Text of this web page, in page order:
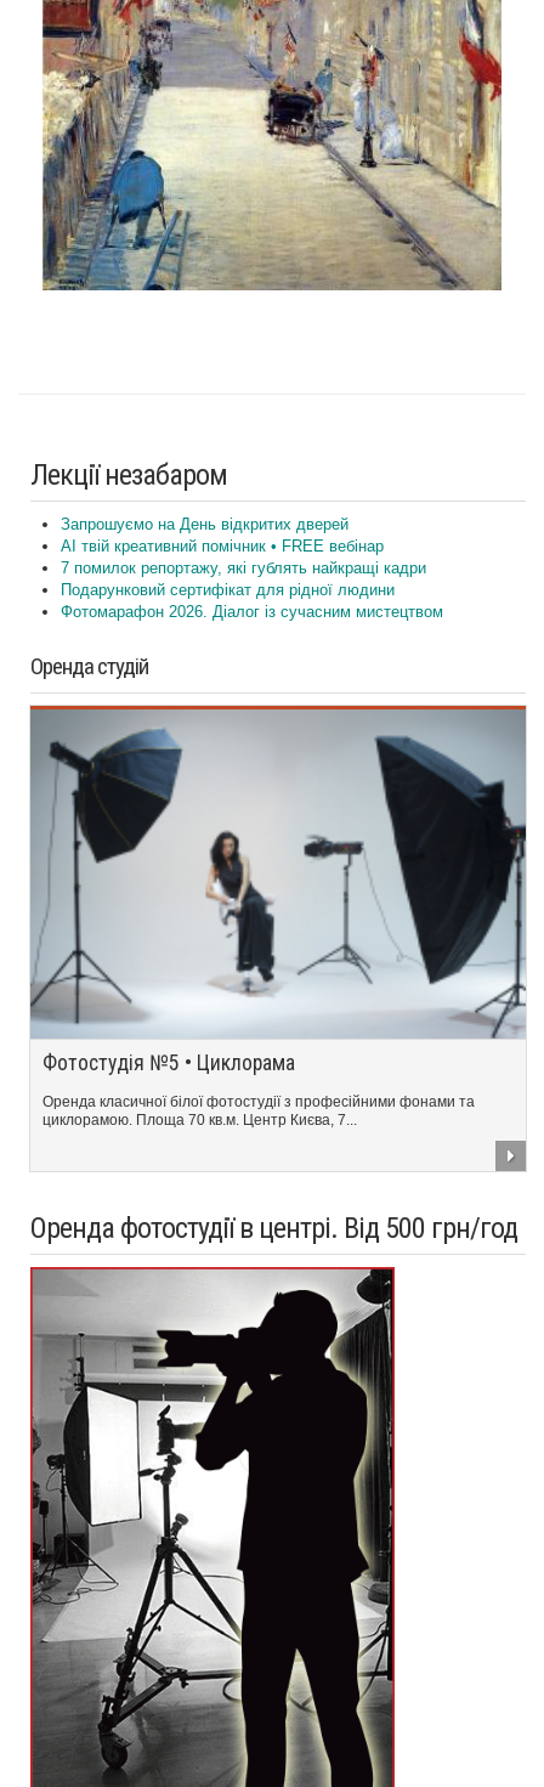
Лекції незабаром
Запрошуємо на День відкритих дверей
AI твій креативний помічник • FREE вебінар
7 помилок репортажу, які гублять найкращі кадри
Подарунковий сертифікат для рідної людини
Фотомарафон 2026. Діалог із сучасним мистецтвом
Оренда студій
Фотостудія №5 • Циклорама
Оренда класичної білої фотостудії з професійними фонами та
циклорамою. Площа 70 кв.м. Центр Києва, 7...
Оренда фотостудії в центрі. Від 500 грн/год